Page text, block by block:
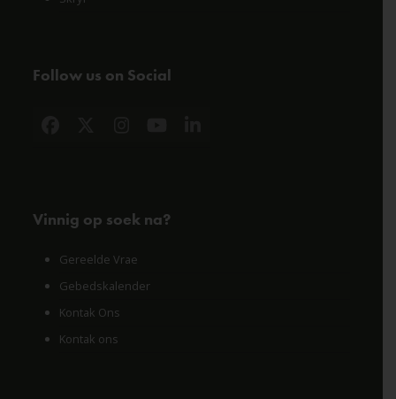
Follow us on Social
Vinnig op soek na?
Gereelde Vrae
Gebedskalender
Kontak Ons
Kontak ons